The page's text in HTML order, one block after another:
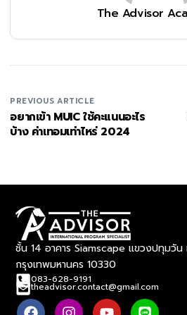
The Advisor
PREVIOUS ARTICLE
อยากเข้า MUIC ใช้คะแนนอะไร
บ้าง ค่าเทอมเท่าไหร่ 2024
ชั้น 14 อาคาร Siamscape แขวงปทุมวัน
กรุงเทพมหานคร 10330
083-628-9191
theadvisor.contact@gmail.com